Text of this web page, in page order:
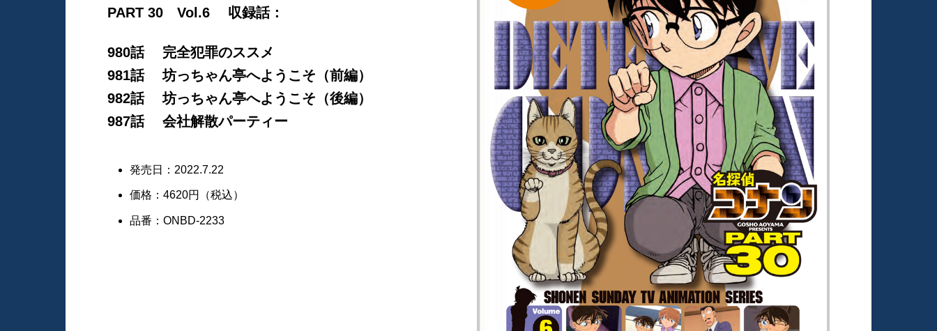
PART 30 Vol.6 収録話：
980話 完全犯罪のススメ
981話 坊っちゃん亭へようこそ（前編）
982話 坊っちゃん亭へようこそ（後編）
987話 会社解散パーティー
発売日：2022.7.22
価格：4620円（税込）
品番：ONBD-2233